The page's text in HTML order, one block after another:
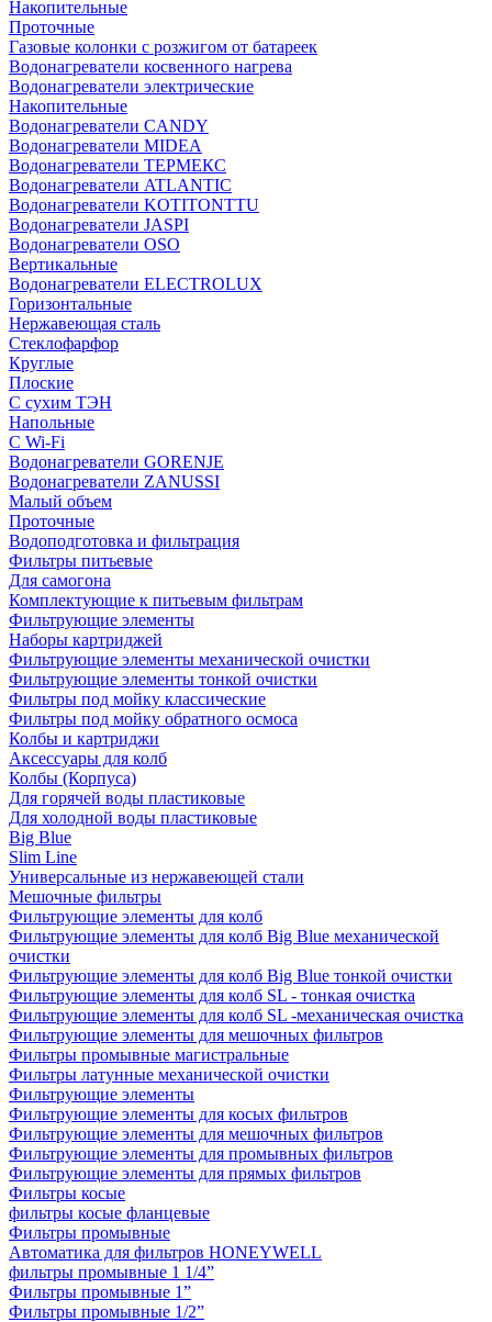
Накопительные
Проточные
Газовые колонки с розжигом от батареек
Водонагреватели косвенного нагрева
Водонагреватели электрические
Накопительные
Водонагреватели CANDY
Водонагреватели MIDEA
Водонагреватели ТЕРМЕКС
Водонагреватели ATLANTIC
Водонагреватели KOTITONTTU
Водонагреватели JASPI
Водонагреватели OSO
Вертикальные
Водонагреватели ELECTROLUX
Горизонтальные
Нержавеющая сталь
Стеклофарфор
Круглые
Плоские
С сухим ТЭН
Напольные
С Wi-Fi
Водонагреватели GORENJE
Водонагреватели ZANUSSI
Малый объем
Проточные
Водоподготовка и фильтрация
Фильтры питьевые
Для самогона
Комплектующие к питьевым фильтрам
Фильтрующие элементы
Наборы картриджей
Фильтрующие элементы механической очистки
Фильтрующие элементы тонкой очистки
Фильтры под мойку классические
Фильтры под мойку обратного осмоса
Колбы и картриджи
Аксессуары для колб
Колбы (Корпуса)
Для горячей воды пластиковые
Для холодной воды пластиковые
Big Blue
Slim Line
Универсальные из нержавеющей стали
Мешочные фильтры
Фильтрующие элементы для колб
Фильтрующие элементы для колб Big Blue механической
очистки
Фильтрующие элементы для колб Big Blue тонкой очистки
Фильтрующие элементы для колб SL - тонкая очистка
Фильтрующие элементы для колб SL -механическая очистка
Фильтрующие элементы для мешочных фильтров
Фильтры промывные магистральные
Фильтры латунные механической очистки
Фильтрующие элементы
Фильтрующие элементы для косых фильтров
Фильтрующие элементы для мешочных фильтров
Фильтрующие элементы для промывных фильтров
Фильтрующие элементы для прямых фильтров
Фильтры косые
фильтры косые фланцевые
Фильтры промывные
Автоматика для фильтров HONEYWELL
фильтры промывные 1 1/4”
Фильтры промывные 1”
Фильтры промывные 1/2”